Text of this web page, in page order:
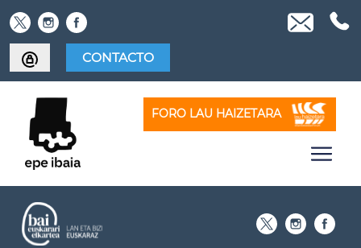
Skip
to
content
CONTACTO
FORO LAU HAIZETARA